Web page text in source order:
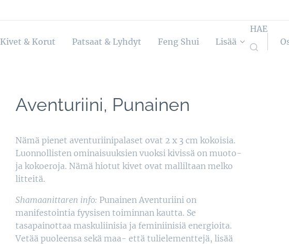
Kivet & Korut Patsaat & Lyhdyt Feng Shui Lisää
HAE
Aventuriini, Punainen
Nämä pienet aventuriinipalaset ovat 2 x 3 cm kokoisia.
Luonnollisten ominaisuuksien vuoksi kivissä on muoto-
ja kokoeroja. Nämä hiotut kivet ovat malliltaan melko
litteitä.
Shamaanittaren info: Punainen Aventuriini on
manifestointia fyysisen toiminnan kautta. Se
tasapainottaa maskuliinisia ja feminiinisiä energioita.
Vetää puoleensa sekä maa- että tulielementtejä, lisää